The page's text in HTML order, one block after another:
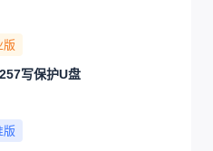
版
写保护U盘
版